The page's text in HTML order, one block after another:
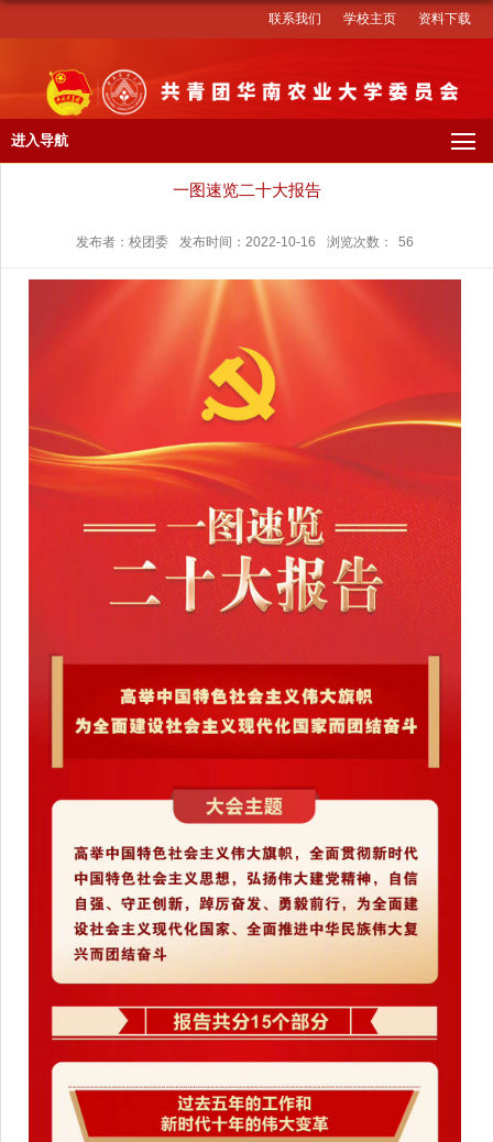
资料下载
学校主页
联系我们
进入导航
一图速览二十大报告
发布者：校团委 发布时间：2022-10-16 浏览次数： 56